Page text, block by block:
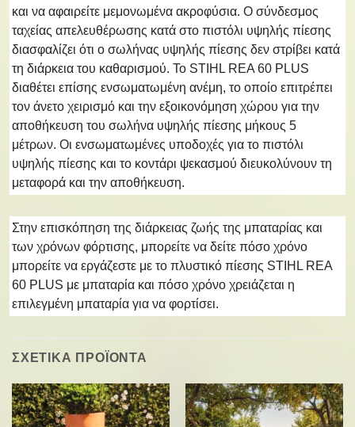
και να αφαιρείτε μεμονωμένα ακροφύσια. Ο σύνδεσμος
ταχείας απελευθέρωσης κατά στο πιστόλι υψηλής πίεσης
διασφαλίζει ότι ο σωλήνας υψηλής πίεσης δεν στρίβει κατά
τη διάρκεια του καθαρισμού. Το STIHL REA 60 PLUS
διαθέτει επίσης ενσωματωμένη ανέμη, το οποίο επιτρέπει
τον άνετο χειρισμό και την εξοικονόμηση χώρου για την
αποθήκευση του σωλήνα υψηλής πίεσης μήκους 5
μέτρων. Οι ενσωματωμένες υποδοχές για το πιστόλι
υψηλής πίεσης και το κοντάρι ψεκασμού διευκολύνουν τη
μεταφορά και την αποθήκευση.
Στην επισκόπηση της διάρκειας ζωής της μπαταρίας και
των χρόνων φόρτισης, μπορείτε να δείτε πόσο χρόνο
μπορείτε να εργάζεστε με το πλυστικό πίεσης STIHL REA
60 PLUS με μπαταρία και πόσο χρόνο χρειάζεται η
επιλεγμένη μπαταρία για να φορτίσει.
ΣΧΕΤΙΚΑ ΠΡΟΪΟΝΤΑ